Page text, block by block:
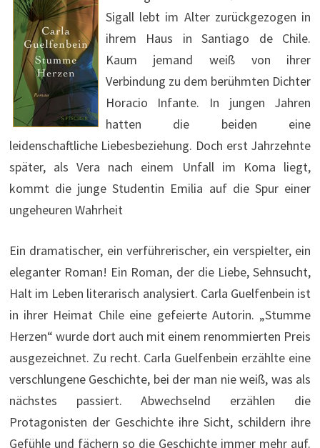
Sigall lebt im Alter zurückgezogen in
ihrem Haus in Santiago de Chile.
Kaum jemand weiß von ihrer
Verbindung zu dem berühmten Dichter
Horacio Infante. In jungen Jahren
hatten die beiden eine
leidenschaftliche Liebesbeziehung. Doch erst Jahrzehnte
später, als Vera nach einem Unfall im Koma liegt,
kommt die junge Studentin Emilia auf die Spur einer
ungeheuren Wahrheit
Ein dramatischer, ein verführerischer, ein verspielter, ein
eleganter Roman! Ein Roman, der die Liebe, Sehnsucht,
Halt im Leben literarisch analysiert. Carla Guelfenbein ist
in ihrer Heimat Chile eine gefeierte Autorin. „Stumme
Herzen“ wurde dort auch mit einem renommierten Preis
ausgezeichnet. Zu recht. Carla Guelfenbein erzählte eine
verschlungene Geschichte, bei der man nie weiß, was als
nächstes passiert. Abwechselnd erzählen die
Protagonisten der Geschichte ihre Sicht, schildern ihre
Gefühle und fächern so die Geschichte immer mehr auf.